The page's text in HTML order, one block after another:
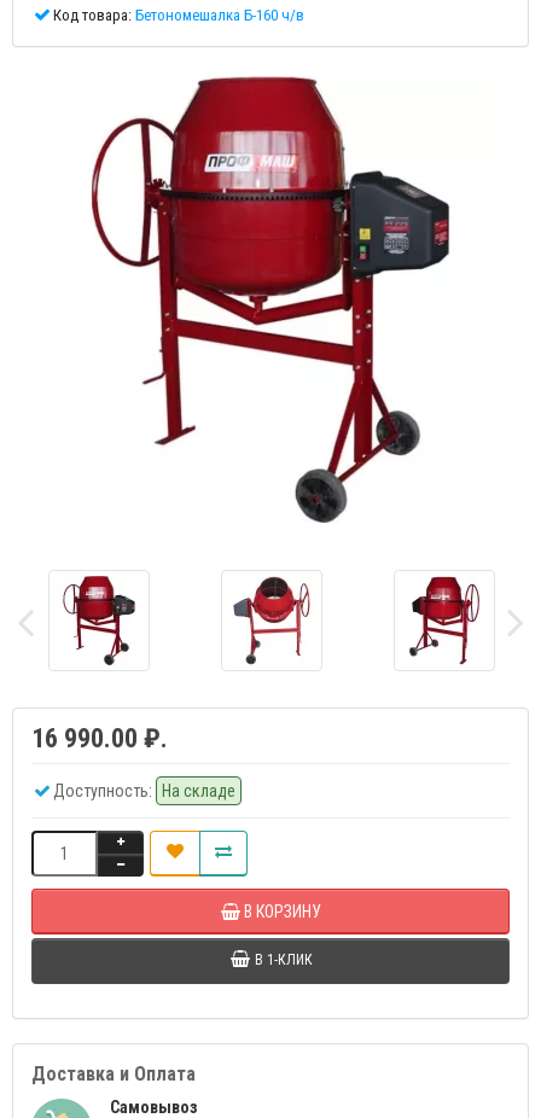
Код товара: Бетономешалка Б-160 ч/в
16 990.00 ₽.
Доступность: На складе
В КОРЗИНУ
В 1-КЛИК
Доставка и Оплата
Самовывоз